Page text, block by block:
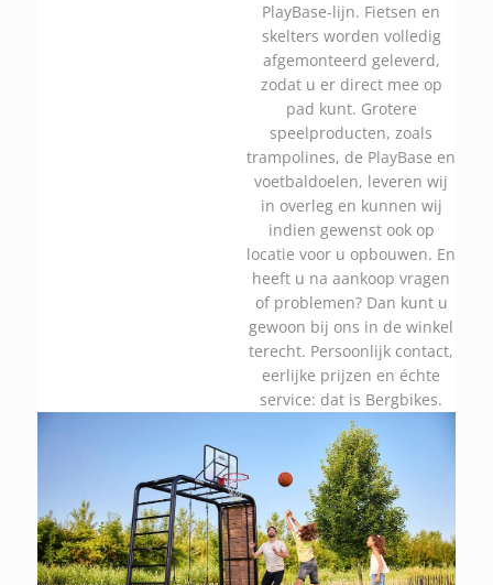
PlayBase-lijn. Fietsen en
skelters worden volledig
afgemonteerd geleverd,
zodat u er direct mee op
pad kunt. Grotere
speelproducten, zoals
trampolines, de PlayBase en
voetbaldoelen, leveren wij
in overleg en kunnen wij
indien gewenst ook op
locatie voor u opbouwen. En
heeft u na aankoop vragen
of problemen? Dan kunt u
gewoon bij ons in de winkel
terecht. Persoonlijk contact,
eerlijke prijzen en échte
service: dat is Bergbikes.